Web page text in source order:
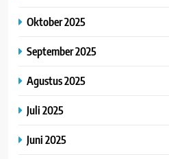
Oktober 2025
September 2025
Agustus 2025
Juli 2025
Juni 2025